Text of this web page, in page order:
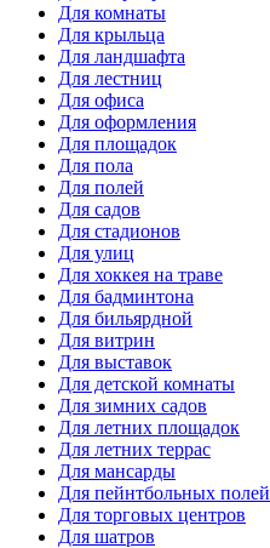
Для комнаты
Для крыльца
Для ландшафта
Для лестниц
Для офиса
Для оформления
Для площадок
Для пола
Для полей
Для садов
Для стадионов
Для улиц
Для хоккея на траве
Для бадминтона
Для бильярдной
Для витрин
Для выставок
Для детской комнаты
Для зимних садов
Для летних площадок
Для летних террас
Для мансарды
Для пейнтбольных полей
Для торговых центров
Для шатров